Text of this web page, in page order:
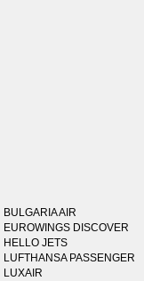
BULGARIA AIR
EUROWINGS DISCOVER
HELLO JETS
LUFTHANSA PASSENGER
LUXAIR